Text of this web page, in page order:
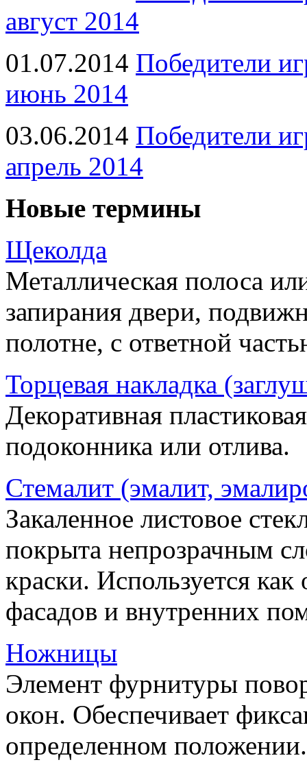
август 2014
01.07.2014 Победители
июнь 2014
03.06.2014 Победители
апрель 2014
Новые термины
Щеколда
Металлическая полоса
запирания двери,
полотне, с ответной
Торцевая накладка
Декоративная
подоконника или отлива.
Стемалит (эмалит,
Закаленное листовое
покрыта непрозрачным
краски. Используется
фасадов и внутренних
Ножницы
Элемент фурнитуры
окон. Обеспечивает
определенном положении.